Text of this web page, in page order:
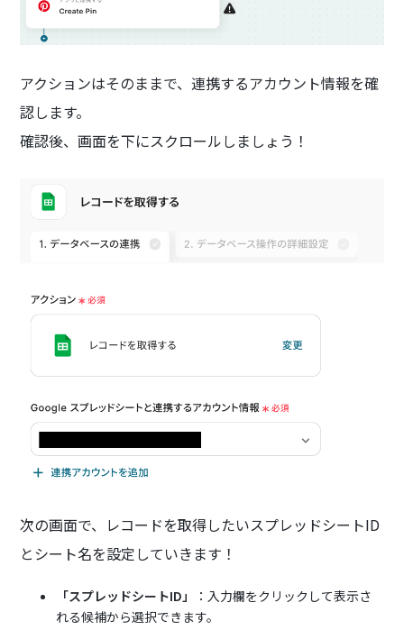
アクションはそのままで、連携するアカウント情報を確
認します。
確認後、画面を下にスクロールしましょう！
次の画面で、レコードを取得したいスプレッドシートID
とシート名を設定していきます！
「スプレッドシートID」
：入力欄をクリックして表示さ
れる候補から選択できます。